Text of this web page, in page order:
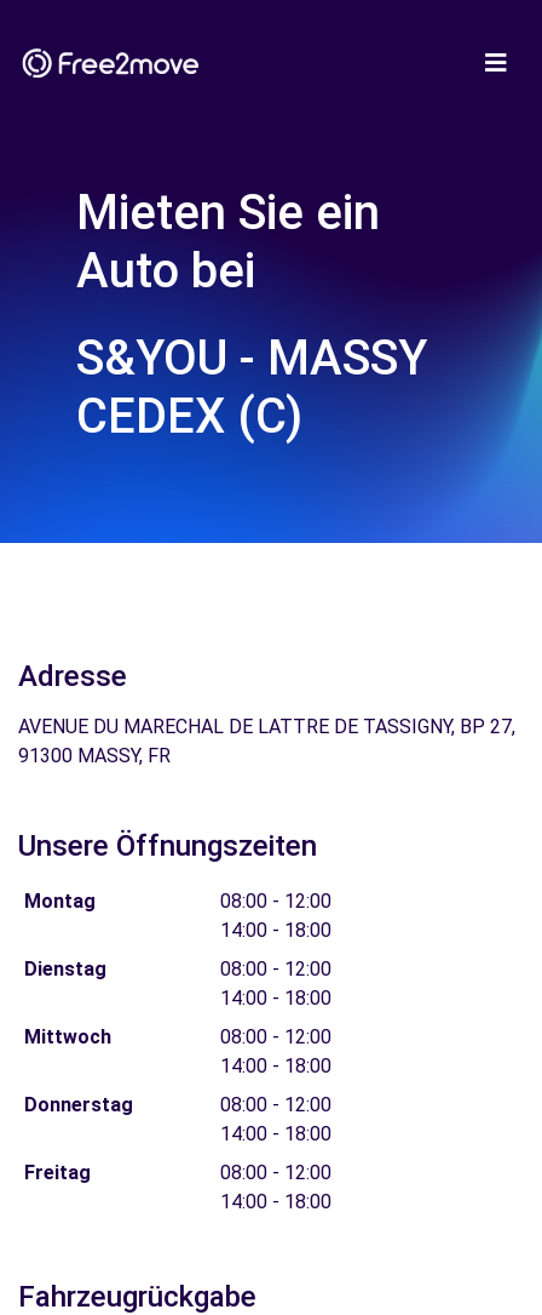
Mieten Sie ein
Auto bei
S&YOU - MASSY
CEDEX (C)
Adresse
AVENUE DU MARECHAL DE LATTRE DE TASSIGNY, BP 27,
91300 MASSY, FR
Unsere Öffnungszeiten
Montag
08:00 - 12:00
14:00 - 18:00
Dienstag
08:00 - 12:00
14:00 - 18:00
Mittwoch
08:00 - 12:00
14:00 - 18:00
Donnerstag
08:00 - 12:00
14:00 - 18:00
Freitag
08:00 - 12:00
14:00 - 18:00
Fahrzeugrückgabe